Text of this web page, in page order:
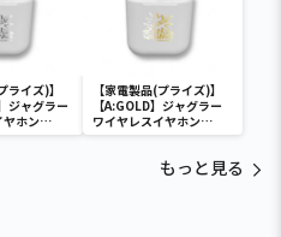
ライズ)】
ジャグラー
ヤホン
【家電製品(プライズ)】
【A:GOLD】ジャグラー
ワイヤレスイヤホン
2(GOLD&SILVER)
もっと見る